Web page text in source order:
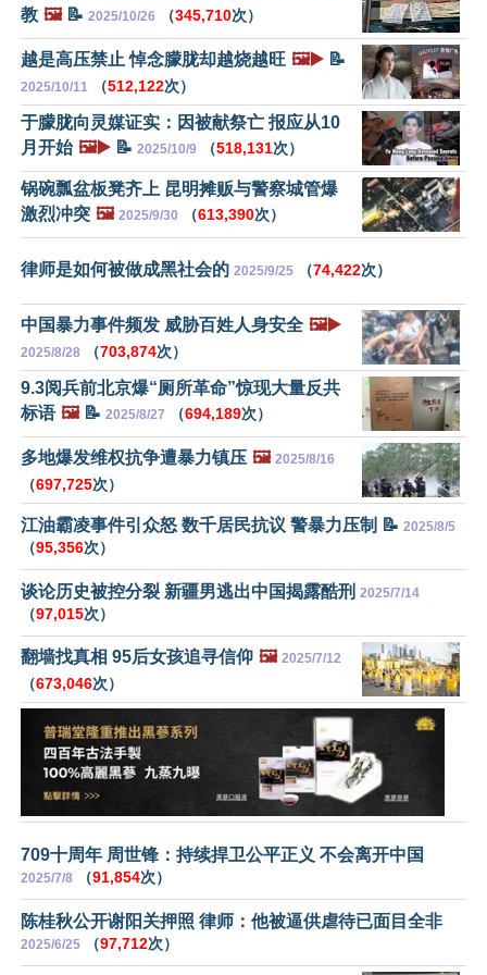
教 🖼️📝 2025/10/26 （345,710次）
越是高压禁止 悼念朦胧却越烧越旺 🖼️▶️ 📝
2025/10/11 （512,122次）
于朦胧向灵媒证实：因被献祭亡 报应从10
月开始 🖼️▶️ 📝 2025/10/9 （518,131次）
锅碗瓢盆板凳齐上 昆明摊贩与警察城管爆
激烈冲突 🖼️ 2025/9/30 （613,390次）
律师是如何被做成黑社会的 2025/9/25 （74,422次）
中国暴力事件频发 威胁百姓人身安全 🖼️▶️
2025/8/28 （703,874次）
9.3阅兵前北京爆“厕所革命”惊现大量反共
标语 🖼️📝 2025/8/27 （694,189次）
多地爆发维权抗争遭暴力镇压 🖼️ 2025/8/16
（697,725次）
江油霸凌事件引众怒 数千居民抗议 警暴力压制 📝 2025/8/5
（95,356次）
谈论历史被控分裂 新疆男逃出中国揭露酷刑 2025/7/14
（97,015次）
翻墙找真相 95后女孩追寻信仰 🖼️ 2025/7/12
（673,046次）
709十周年 周世锋：持续捍卫公平正义 不会离开中国
2025/7/8 （91,854次）
陈桂秋公开谢阳关押照 律师：他被逼供虐待已面目全非
2025/6/25 （97,712次）